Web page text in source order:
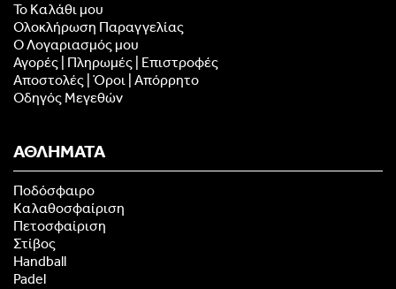
Το Καλάθι μου
Ολοκλήρωση Παραγγελίας
Ο Λογαριασμός μου
Αγορές | Πληρωμές | Επιστροφές
Αποστολές | Όροι | Απόρρητο
Οδηγός Μεγεθών
ΑΘΛΗΜΑΤΑ
Ποδόσφαιρο
Καλαθοσφαίριση
Πετοσφαίριση
Στίβος
Handball
Padel